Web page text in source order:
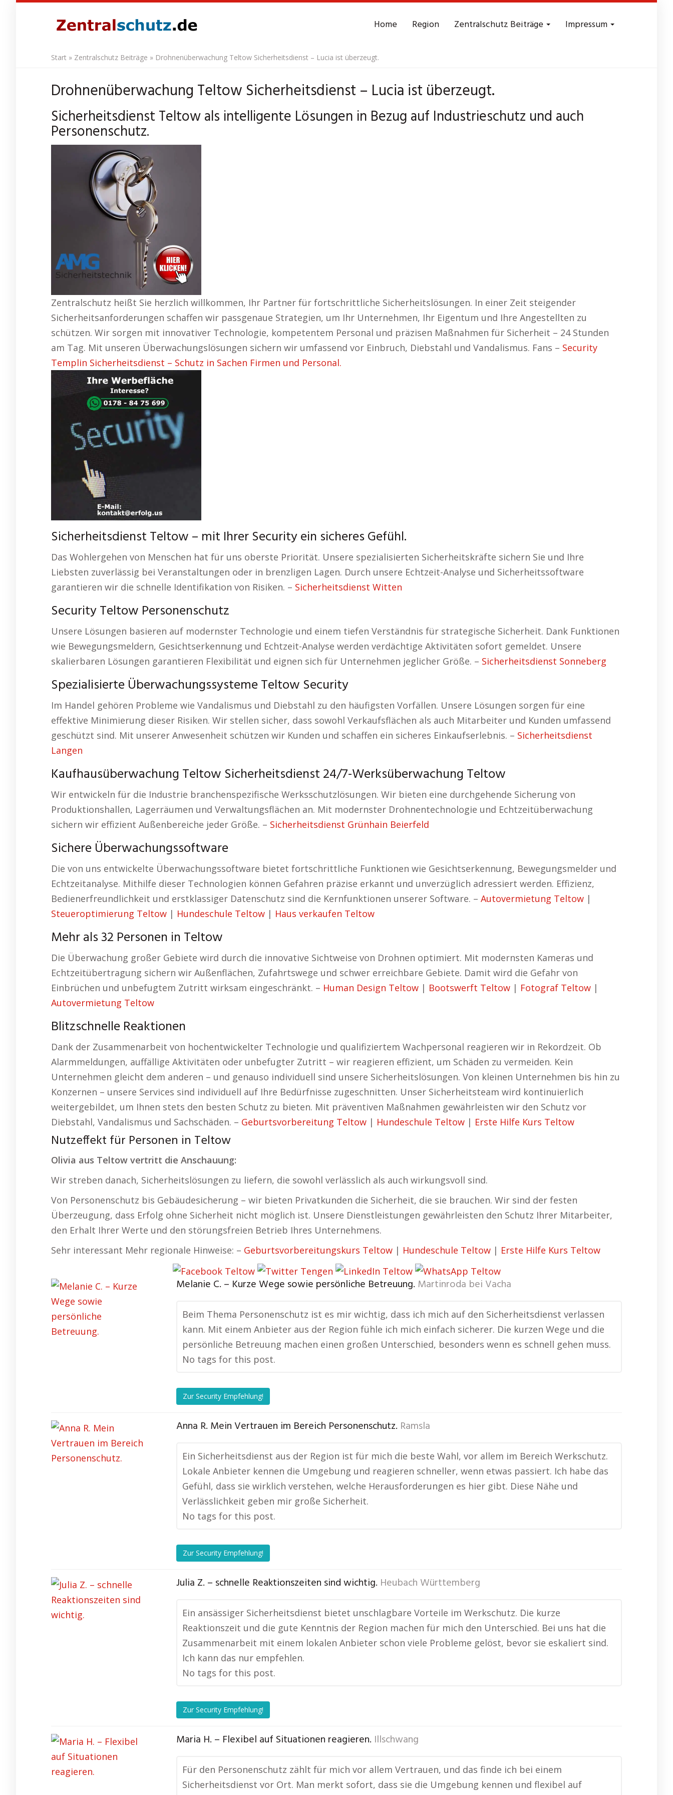
Home Region Zentralschutz Beiträge Impressum
Start » Zentralschutz Beiträge » Drohnenüberwachung Teltow Sicherheitsdienst – Lucia ist überzeugt.
Drohnenüberwachung Teltow Sicherheitsdienst – Lucia ist überzeugt.
Sicherheitsdienst Teltow als intelligente Lösungen in Bezug auf Industrieschutz und auch
Personenschutz.
Zentralschutz heißt Sie herzlich willkommen, Ihr Partner für fortschrittliche Sicherheitslösungen. In einer Zeit steigender
Sicherheitsanforderungen schaffen wir passgenaue Strategien, um Ihr Unternehmen, Ihr Eigentum und Ihre Angestellten zu
schützen. Wir sorgen mit innovativer Technologie, kompetentem Personal und präzisen Maßnahmen für Sicherheit – 24 Stunden
am Tag. Mit unseren Überwachungslösungen sichern wir umfassend vor Einbruch, Diebstahl und Vandalismus. Fans – Security
Templin Sicherheitsdienst – Schutz in Sachen Firmen und Personal.
Sicherheitsdienst Teltow – mit Ihrer Security ein sicheres Gefühl.
Das Wohlergehen von Menschen hat für uns oberste Priorität. Unsere spezialisierten Sicherheitskräfte sichern Sie und Ihre
Liebsten zuverlässig bei Veranstaltungen oder in brenzligen Lagen. Durch unsere Echtzeit-Analyse und Sicherheitssoftware
garantieren wir die schnelle Identifikation von Risiken. – Sicherheitsdienst Witten
Security Teltow Personenschutz
Unsere Lösungen basieren auf modernster Technologie und einem tiefen Verständnis für strategische Sicherheit. Dank Funktionen
wie Bewegungsmeldern, Gesichtserkennung und Echtzeit-Analyse werden verdächtige Aktivitäten sofort gemeldet. Unsere
skalierbaren Lösungen garantieren Flexibilität und eignen sich für Unternehmen jeglicher Größe. – Sicherheitsdienst Sonneberg
Spezialisierte Überwachungssysteme Teltow Security
Im Handel gehören Probleme wie Vandalismus und Diebstahl zu den häufigsten Vorfällen. Unsere Lösungen sorgen für eine
effektive Minimierung dieser Risiken. Wir stellen sicher, dass sowohl Verkaufsflächen als auch Mitarbeiter und Kunden umfassend
geschützt sind. Mit unserer Anwesenheit schützen wir Kunden und schaffen ein sicheres Einkaufserlebnis. – Sicherheitsdienst
Langen
Kaufhausüberwachung Teltow Sicherheitsdienst 24/7-Werksüberwachung Teltow
Wir entwickeln für die Industrie branchenspezifische Werksschutzlösungen. Wir bieten eine durchgehende Sicherung von
Produktionshallen, Lagerräumen und Verwaltungsflächen an. Mit modernster Drohnentechnologie und Echtzeitüberwachung
sichern wir effizient Außenbereiche jeder Größe. – Sicherheitsdienst Grünhain Beierfeld
Sichere Überwachungssoftware
Die von uns entwickelte Überwachungssoftware bietet fortschrittliche Funktionen wie Gesichtserkennung, Bewegungsmelder und
Echtzeitanalyse. Mithilfe dieser Technologien können Gefahren präzise erkannt und unverzüglich adressiert werden. Effizienz,
Bedienerfreundlichkeit und erstklassiger Datenschutz sind die Kernfunktionen unserer Software. – Autovermietung Teltow |
Steueroptimierung Teltow | Hundeschule Teltow | Haus verkaufen Teltow
Mehr als 32 Personen in Teltow
Die Überwachung großer Gebiete wird durch die innovative Sichtweise von Drohnen optimiert. Mit modernsten Kameras und
Echtzeitübertragung sichern wir Außenflächen, Zufahrtswege und schwer erreichbare Gebiete. Damit wird die Gefahr von
Einbrüchen und unbefugtem Zutritt wirksam eingeschränkt. – Human Design Teltow | Bootswerft Teltow | Fotograf Teltow |
Autovermietung Teltow
Blitzschnelle Reaktionen
Dank der Zusammenarbeit von hochentwickelter Technologie und qualifiziertem Wachpersonal reagieren wir in Rekordzeit. Ob
Alarmmeldungen, auffällige Aktivitäten oder unbefugter Zutritt – wir reagieren effizient, um Schäden zu vermeiden. Kein
Unternehmen gleicht dem anderen – und genauso individuell sind unsere Sicherheitslösungen. Von kleinen Unternehmen bis hin zu
Konzernen – unsere Services sind individuell auf Ihre Bedürfnisse zugeschnitten. Unser Sicherheitsteam wird kontinuierlich
weitergebildet, um Ihnen stets den besten Schutz zu bieten. Mit präventiven Maßnahmen gewährleisten wir den Schutz vor
Diebstahl, Vandalismus und Sachschäden. – Geburtsvorbereitung Teltow | Hundeschule Teltow | Erste Hilfe Kurs Teltow
Nutzeffekt für Personen in Teltow
Olivia aus Teltow vertritt die Anschauung:
Wir streben danach, Sicherheitslösungen zu liefern, die sowohl verlässlich als auch wirkungsvoll sind.
Von Personenschutz bis Gebäudesicherung – wir bieten Privatkunden die Sicherheit, die sie brauchen. Wir sind der festen
Überzeugung, dass Erfolg ohne Sicherheit nicht möglich ist. Unsere Dienstleistungen gewährleisten den Schutz Ihrer Mitarbeiter,
den Erhalt Ihrer Werte und den störungsfreien Betrieb Ihres Unternehmens.
Sehr interessant Mehr regionale Hinweise: – Geburtsvorbereitungskurs Teltow | Hundeschule Teltow | Erste Hilfe Kurs Teltow
Melanie C. – Kurze Wege sowie persönliche Betreuung. Martinroda bei Vacha
Beim Thema Personenschutz ist es mir wichtig, dass ich mich auf den Sicherheitsdienst verlassen
kann. Mit einem Anbieter aus der Region fühle ich mich einfach sicherer. Die kurzen Wege und die
persönliche Betreuung machen einen großen Unterschied, besonders wenn es schnell gehen muss.
No tags for this post.
Zur Security Empfehlung!
Anna R. Mein Vertrauen im Bereich Personenschutz. Ramsla
Ein Sicherheitsdienst aus der Region ist für mich die beste Wahl, vor allem im Bereich Werkschutz.
Lokale Anbieter kennen die Umgebung und reagieren schneller, wenn etwas passiert. Ich habe das
Gefühl, dass sie wirklich verstehen, welche Herausforderungen es hier gibt. Diese Nähe und
Verlässlichkeit geben mir große Sicherheit.
No tags for this post.
Zur Security Empfehlung!
Julia Z. – schnelle Reaktionszeiten sind wichtig. Heubach Württemberg
Ein ansässiger Sicherheitsdienst bietet unschlagbare Vorteile im Werkschutz. Die kurze
Reaktionszeit und die gute Kenntnis der Region machen für mich den Unterschied. Bei uns hat die
Zusammenarbeit mit einem lokalen Anbieter schon viele Probleme gelöst, bevor sie eskaliert sind.
Ich kann das nur empfehlen.
No tags for this post.
Zur Security Empfehlung!
Maria H. – Flexibel auf Situationen reagieren. Illschwang
Für den Personenschutz zählt für mich vor allem Vertrauen, und das finde ich bei einem
Sicherheitsdienst vor Ort. Man merkt sofort, dass sie die Umgebung kennen und flexibel auf